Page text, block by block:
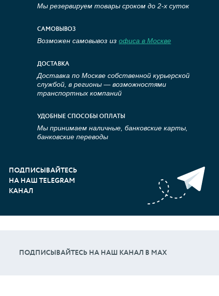
Мы резервируем товары сроком до 2-х суток
САМОВЫВОЗ
Возможен самовывоз из офиса в Москве
ДОСТАВКА
Доставка по Москве собственной курьерской
службой, в регионы — возможностями
транспортных компаний
УДОБНЫЕ СПОСОБЫ ОПЛАТЫ
Мы принимаем наличные, банковские карты,
банковские переводы
ПОДПИСЫВАЙТЕСЬ
НА НАШ TELEGRAM
КАНАЛ
ПОДПИСЫВАЙТЕСЬ НА НАШ КАНАЛ В МАХ